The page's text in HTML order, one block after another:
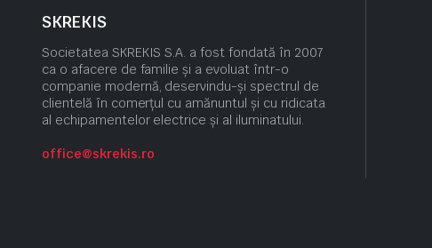
SKREKIS
Societatea SKREKIS S.A. a fost fondată în 2007
ca o afacere de familie și a evoluat într-o
companie modernă, deservindu-și spectrul de
clientelă în comerțul cu amănuntul și cu ridicata
al echipamentelor electrice și al iluminatului.
office@skrekis.ro